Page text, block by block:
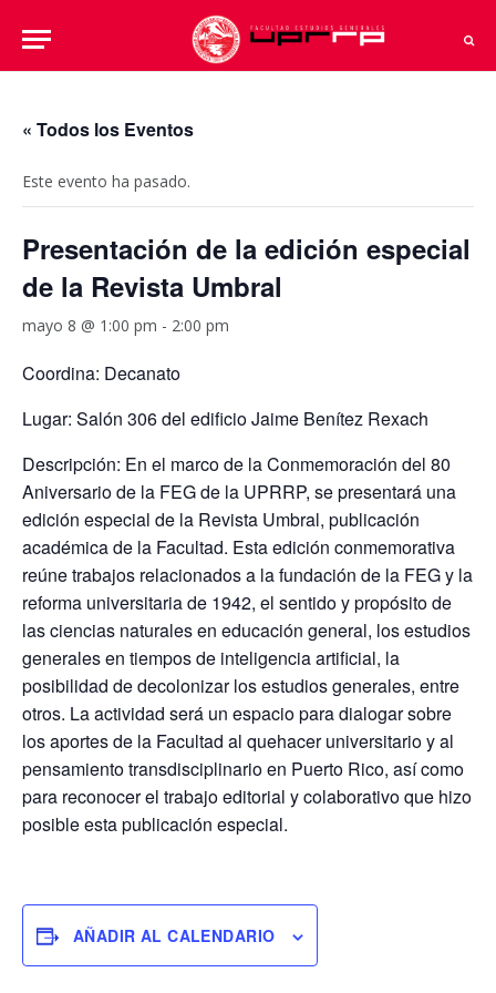
« Todos los Eventos
Este evento ha pasado.
Presentación de la edición especial
de la Revista Umbral
mayo 8 @ 1:00 pm - 2:00 pm
Coordina: Decanato
Lugar: Salón 306 del edificio Jaime Benítez Rexach
Descripción: En el marco de la Conmemoración del 80
Aniversario de la FEG de la UPRRP, se presentará una
edición especial de la Revista Umbral, publicación
académica de la Facultad. Esta edición conmemorativa
reúne trabajos relacionados a la fundación de la FEG y la
reforma universitaria de 1942, el sentido y propósito de
las ciencias naturales en educación general, los estudios
generales en tiempos de inteligencia artificial, la
posibilidad de decolonizar los estudios generales, entre
otros. La actividad será un espacio para dialogar sobre
los aportes de la Facultad al quehacer universitario y al
pensamiento transdisciplinario en Puerto Rico, así como
para reconocer el trabajo editorial y colaborativo que hizo
posible esta publicación especial.
AÑADIR AL CALENDARIO